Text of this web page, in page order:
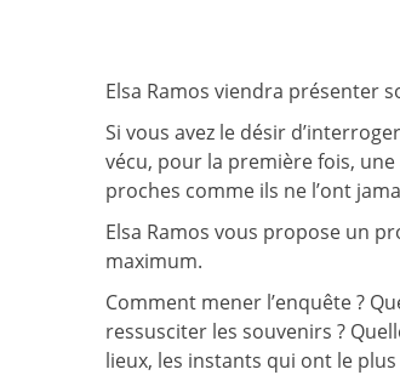
Elsa Ramos viendra présenter
Si vous avez le désir
vécu, pour la première fois,
proches comme ils ne l’ont
Elsa Ramos vous propose un
maximum.
Comment mener l’enquête ?
ressusciter les souvenirs ?
lieux, les instants qui ont le